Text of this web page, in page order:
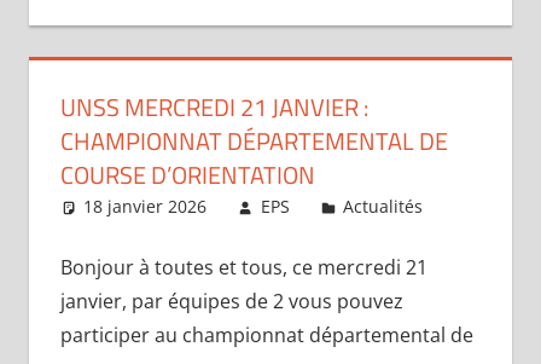
UNSS MERCREDI 21 JANVIER :
CHAMPIONNAT DÉPARTEMENTAL DE
COURSE D’ORIENTATION
18 janvier 2026 EPS Actualités
Bonjour à toutes et tous, ce mercredi 21
janvier, par équipes de 2 vous pouvez
participer au championnat départemental de